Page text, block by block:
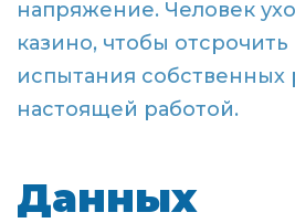
напряжение. Человек
казино, чтобы
испытания собственных
настоящей работой.
Данных